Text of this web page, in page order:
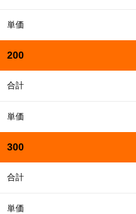
単価
200
合計
単価
300
合計
単価